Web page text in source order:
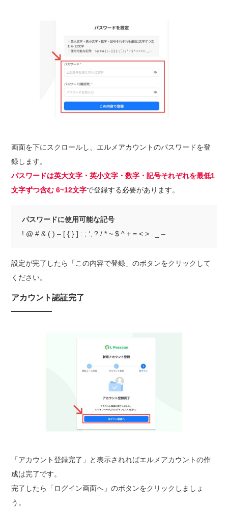
画面を下にスクロールし、エルメアカウントのパスワードを登
録します。
パスワードは英大文字・英小文字・数字・記号それぞれを最低1
文字ずつ含む 6~12文字で登録する必要があります。
パスワードに使用可能な記号
! @ # & ( ) – [ { } ] : ; ‘, ? / * ~ $ ^ + = < > . _ –
設定が完了したら「この内容で登録」のボタンをクリックして
ください。
アカウント認証完了
「アカウント登録完了」と表示されればエルメアカウントの作
成は完了です。
完了したら「ログイン画面へ」のボタンをクリックしましょ
う。